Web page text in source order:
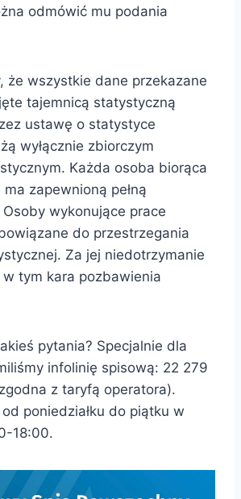
odmówić mu podania
że wszystkie dane przekazane
tajemnicą statystyczną
ustawę o statystyce
wyłącznie zbiorczym
Każda osoba biorąca
ma zapewnioną pełną
wykonujące prace
do przestrzegania
Za jej niedotrzymanie
tym kara pozbawienia
pytania? Specjalnie dla
infolinię spisową: 22 279
z taryfą operatora).
od poniedziałku do piątku w
18:00.